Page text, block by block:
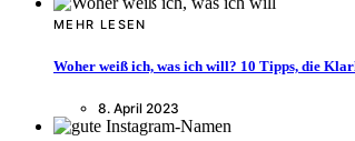
MEHR LESEN
Woher weiß ich, was ich will? 10 Tipps, die
8. April 2023